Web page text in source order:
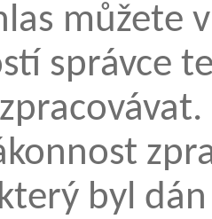
můžete
správce
byl